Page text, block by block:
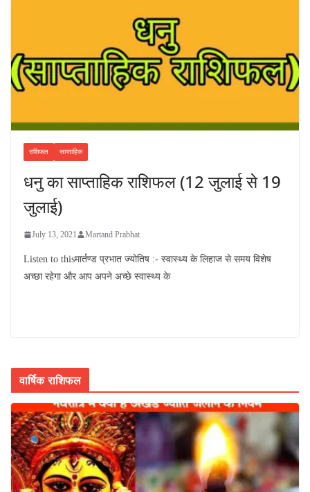
राशिफल साप्ताहिक
धनु का साप्ताहिक राशिफल (12 जुलाई से 19
जुलाई)
July 13, 2021 Martand Prabhat
Listen to thisमार्तण्ड प्रभात ज्योतिष :- स्वास्थ्य के लिहाज से समय विशेष
अच्छा रहेगा और आप अपने अच्छे स्वास्थ्य के
वार्षिक राशिफल